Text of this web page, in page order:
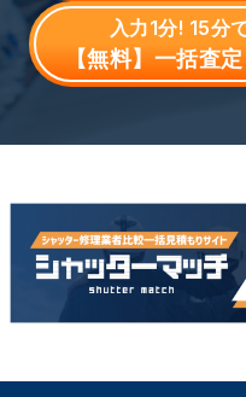
入力1分! 15分
【無料】一括査